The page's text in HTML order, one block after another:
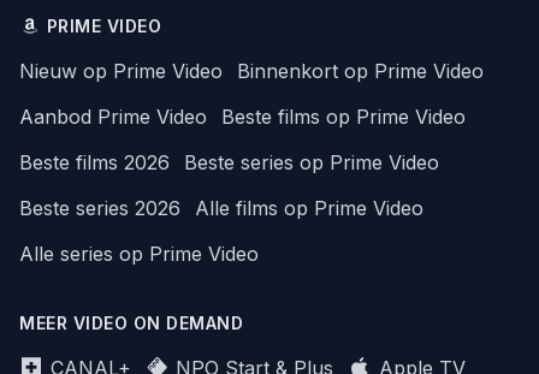
PRIME VIDEO
Nieuw op Prime Video
Binnenkort op Prime Video
Aanbod Prime Video
Beste films op Prime Video
Beste films 2026
Beste series op Prime Video
Beste series 2026
Alle films op Prime Video
Alle series op Prime Video
MEER VIDEO ON DEMAND
CANAL+ NPO Start & Plus Apple TV